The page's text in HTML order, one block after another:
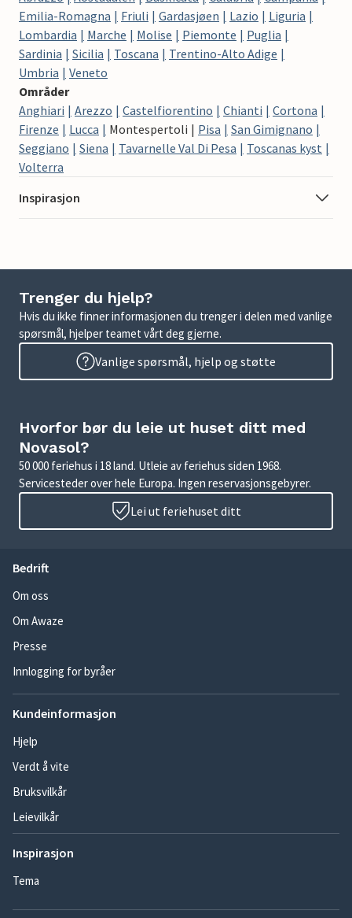
Emilia-Romagna
Friuli Gardasjøen Lazio
Liguria
Lombardia
Marche Molise Piemonte
Puglia
Sardinia
Sicilia Toscana
Trentino-Alto Adige
Umbria
Veneto
Områder
Anghiari
Arezzo Castelfiorentino Chianti
Cortona
Firenze
Lucca Montespertoli Pisa
San Gimignano
Seggiano
Siena Tavarnelle Val Di Pesa
Toscanas kyst
Volterra
Inspirasjon
Trenger du hjelp?
Hvis du ikke finner informasjonen du trenger i delen med vanlige
spørsmål, hjelper teamet vårt deg gjerne.
Vanlige spørsmål, hjelp og støtte
Hvorfor bør du leie ut huset ditt med
Novasol?
50 000 feriehus i 18 land. Utleie av feriehus siden 1968.
Servicesteder over hele Europa. Ingen reservasjonsgebyrer.
Lei ut feriehuset ditt
Bedrift
Om oss
Om Awaze
Presse
Innlogging for byråer
Kundeinformasjon
Hjelp
Verdt å vite
Bruksvilkår
Leievilkår
Inspirasjon
Tema